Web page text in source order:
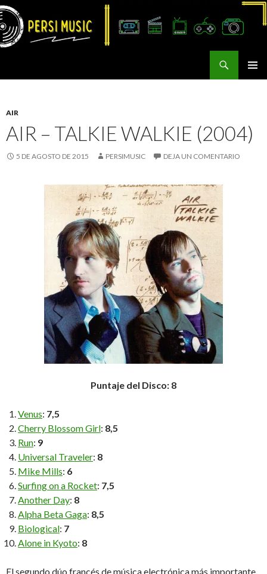
AIR
AIR – TALKIE WALKIE (2004)
5 DE AGOSTO DE 2015 PERSIMUSIC DEJA UN COMENTARIO
Puntaje del Disco: 8
Venus: 7,5
Cherry Blossom Girl: 8,5
Run: 9
Universal Traveler: 8
Mike Mills: 6
Surfing on a Rocket: 7,5
Another Day: 8
Alpha Beta Gaga: 8,5
Biological: 7
Alone in Kyoto: 8
El segundo dúo francés de música electrónica más importante,